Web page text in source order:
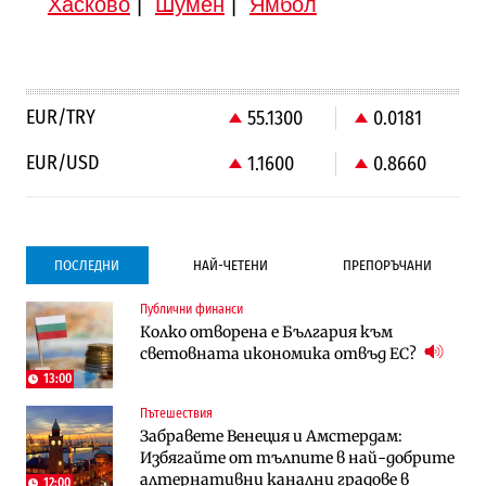
EUR/TRY 55.1300
0.0181
EUR/USD
1.1600 0.8660
ПОСЛЕДНИ НАЙ-ЧЕТЕНИ ПРЕПОРЪЧАНИ
13:00
Публични финанси
Колко отворена е България към
световната икономика отвъд ЕС?
12:00
Пътешествия
Забравете Венеция и Амстердам:
Избягайте от тълпите в най-добрите
алтернативни канални градове в
Градоустройство
Столична община избра изпълнител за
преместването на трамвайното
Компании
Vivacom предлага над 150 устройства с
90% отстъпка през август
Компании
Vivacom предлага над 150 устройства с
90% отстъпка през август
Градоустройство
Столична община избра изпълнител за
преместването на трамвайното
трасе по бул. „Скобелев“